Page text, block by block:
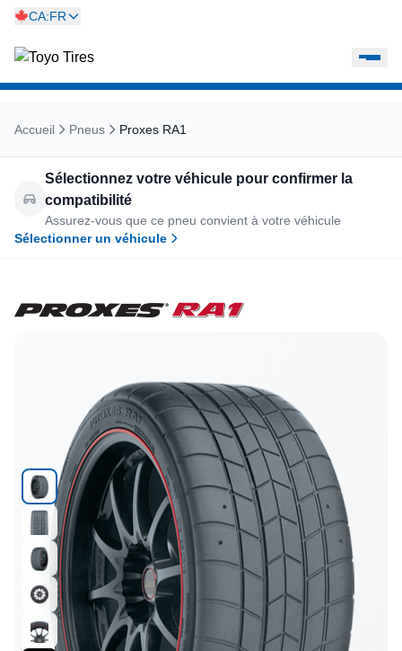
CA:FR
Accueil Pneus Proxes RA1
Sélectionnez votre véhicule pour confirmer la
compatibilité
Assurez-vous que ce pneu convient à votre véhicule
Sélectionner un véhicule